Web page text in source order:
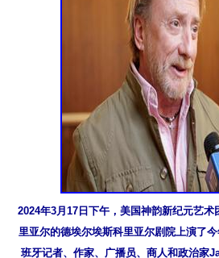
2024年3月17日下午，美国神韵新纪元艺术
里亚尔的德埃尔埃斯科里亚尔剧院上演了
班牙记者、作家、广播员、商人和政治家